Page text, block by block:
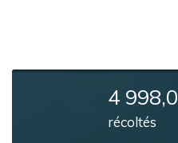
4
récoltés